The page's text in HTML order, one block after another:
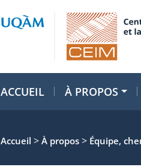
ACCUEIL À PROPOS
Accueil > À propos > Équipe,